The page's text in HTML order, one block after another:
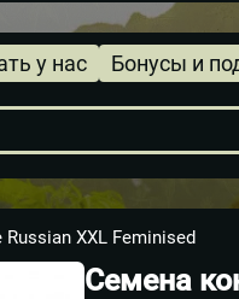
у нас Бонусы и
XXL Feminised
Семена